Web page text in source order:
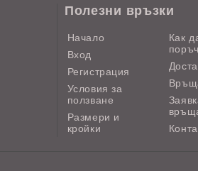
Полезни връзки
Начало
Вход
Регистрация
Условия за
ползване
Размери и
кройки
Как